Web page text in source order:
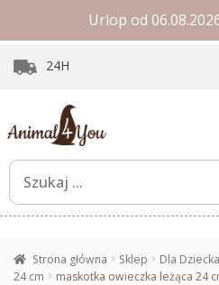
Urlop od
24H
Strona główna Sklep Dla Dziecka
24 cm
maskotka owieczka leżąca 24